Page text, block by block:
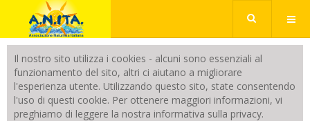
Il nostro sito utilizza i cookies - alcuni sono essenziali al
funzionamento del sito, altri ci aiutano a migliorare
l'esperienza utente. Utilizzando questo sito, state consentendo
l'uso di questi cookie. Per ottenere maggiori informazioni, vi
preghiamo di leggere la nostra informativa sulla privacy.